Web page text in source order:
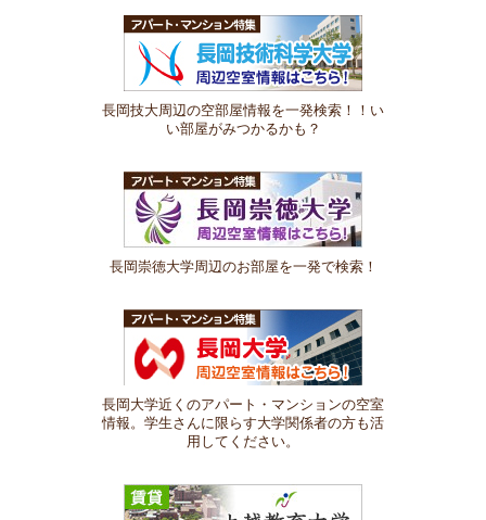
長岡技大周辺の空部屋情報を一発検索！！い
い部屋がみつかるかも？
長岡崇徳大学周辺のお部屋を一発で検索！
長岡大学近くのアパート・マンションの空室
情報。学生さんに限らす大学関係者の方も活
用してください。